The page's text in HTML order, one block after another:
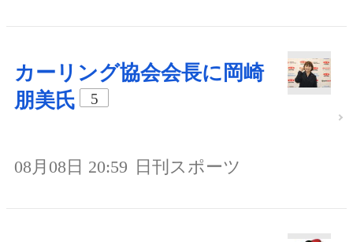
カーリング協会会長に岡崎
朋美氏
5
08月08日 20:59 日刊スポーツ